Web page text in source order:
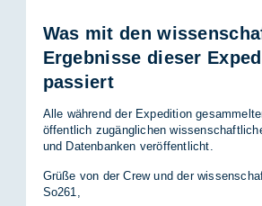
Was mit den
Ergebnisse dieser
passiert
Alle wäh­rend der Ex­pe­di­ti­on
öf­fent­lich zu­gäng­li­chen
und Da­ten­ban­ken ver­öf­fent­licht.
Grü­ße von der Crew und der
So261,